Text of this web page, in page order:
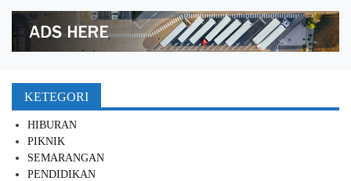
KETEGORI
HIBURAN
PIKNIK
SEMARANGAN
PENDIDIKAN